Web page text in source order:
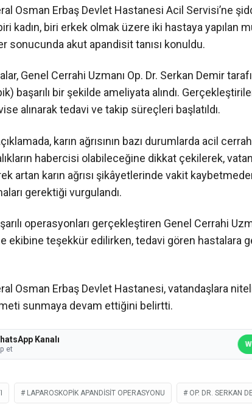
Osman Erbaş Devlet Hastanesi Acil Servisi’ne
kadın, biri erkek olmak üzere iki hastaya yapılan
sonucunda akut apandisit tanısı konuldu.
Genel Cerrahi Uzmanı Op. Dr. Serkan Demir
başarılı bir şekilde ameliyata alındı.
alınarak tedavi ve takip süreçleri başlatıldı.
karın ağrısının bazı durumlarda acil
habercisi olabileceğine dikkat çekilerek,
artan karın ağrısı şikâyetlerinde vakit
gerektiği vurgulandı.
operasyonları gerçekleştiren Genel Cerrahi
ekibine teşekkür edilirken, tedavi gören hastalara
Osman Erbaş Devlet Hastanesi, vatandaşlara
sunmaya devam ettiğini belirtti.
Kanalı
et
LAPAROSKOPIK APANDISIT OPERASYONU OP. DR. SERKAN